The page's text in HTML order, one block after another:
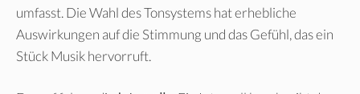
umfasst. Die Wahl des Tonsystems hat erhebliche
Auswirkungen auf die Stimmung und das Gefühl, das ein
Stück Musik hervorruft.